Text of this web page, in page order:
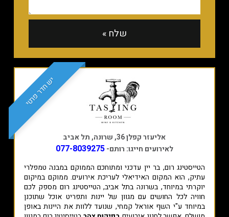
יש חדר פרטי
אליעזר קפלן 36, שרונה, תל אביב
לאירועים חייגו: רותם-077-8039275
הטייסטינג רום, בר יין עדכני ומתוחכם הממוקם במבנה טמפלרי
עתיק, הוא המקום האידיאלי לעריכת אירועים. ממוקם במיקום
יוקרתי במיוחד, בשרונה בתל אביב, הטייסטינג רום מספק לכם
חוויה לכל החושים עם מגוון של יינות ותפריט אוכל שתוכנן
במיוחד ע"י השף אוראל קמחי, שנועד ללוות את היינות באופן